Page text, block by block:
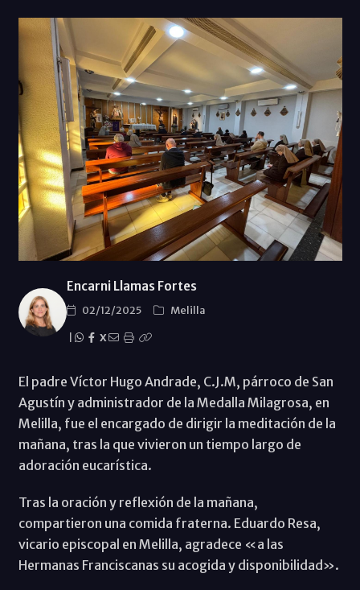
Encarni Llamas Fortes
02/12/2025
Melilla
X
El padre Víctor Hugo Andrade, C.J.M, párroco de San
Agustín y administrador de la Medalla Milagrosa, en
Melilla, fue el encargado de dirigir la meditación de la
mañana, tras la que vivieron un tiempo largo de
adoración eucarística.
Tras la oración y reflexión de la mañana,
compartieron una comida fraterna. Eduardo Resa,
vicario episcopal en Melilla, agradece «a las
Hermanas Franciscanas su acogida y disponibilidad».